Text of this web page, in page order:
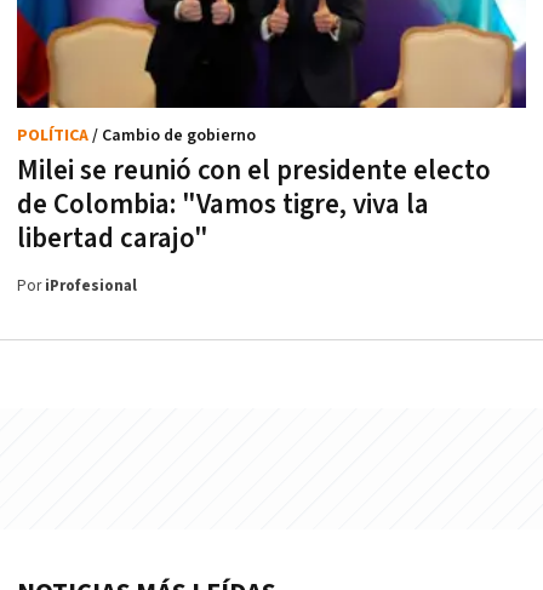
Milei se reunió con el presidente electo
de Colombia: "Vamos tigre, viva la
libertad carajo"
POLÍTICA/ Cambio de gobierno
PoriProfesional